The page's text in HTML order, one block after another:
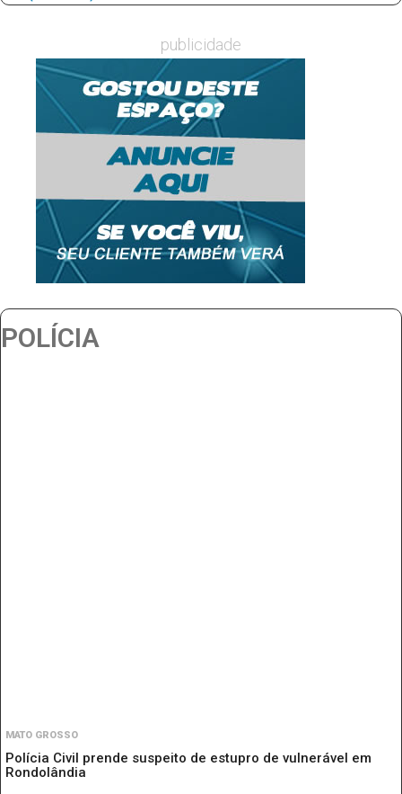
publicidade
POLÍCIA
MATO GROSSO
Polícia Civil prende suspeito de estupro de vulnerável em
Rondolândia